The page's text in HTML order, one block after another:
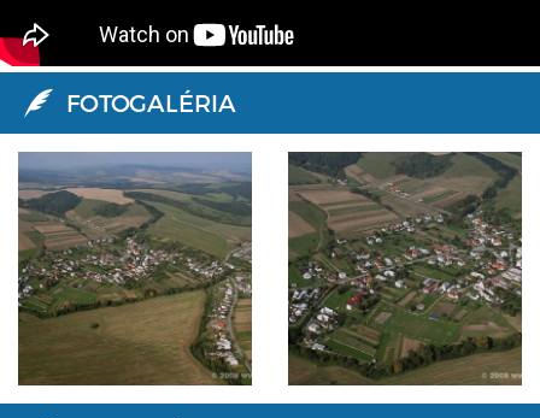
FOTOGALÉRIA